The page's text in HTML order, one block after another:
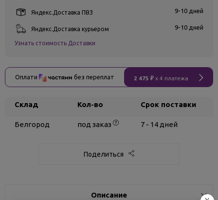
Яндекс.Доставка ПВЗ 9-10 дней
Яндекс.Доставка курьером 9-10 дней
Узнать стоимость Доставки
Оплати без переплат 2 475 ₽ x 4 платежа
Склад Кол-во Срок поставки
Белгород под заказ 7 - 14 дней
Поделиться
Описание